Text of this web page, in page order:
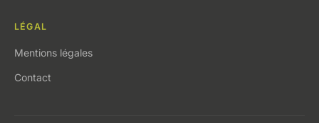
LÉGAL
Mentions légales
Contact